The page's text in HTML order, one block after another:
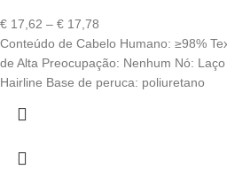
€ 17,62 – € 17,78
range:
€ 17,62
through
Conteúdo de Cabelo Humano: ≥98%
de Alta Preocupação: Nenhum Nó:
Hairline Base de peruca: poliuretano